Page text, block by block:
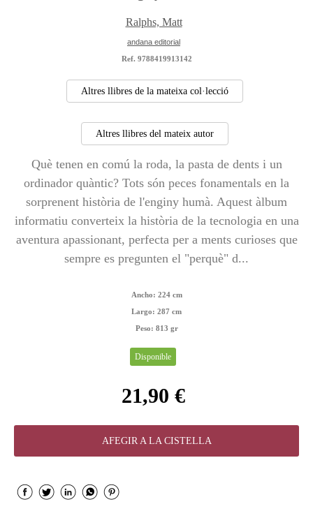
Ralphs, Matt
andana editorial
Ref. 9788419913142
Altres llibres de la mateixa col·lecció
Altres llibres del mateix autor
Què tenen en comú la roda, la pasta de dents i un
ordinador quàntic? Tots són peces fonamentals en la
sorprenent història de l'enginy humà. Aquest àlbum
informatiu converteix la història de la tecnologia en una
aventura apassionant, perfecta per a ments curioses que
sempre es pregunten el "perquè" d...
Ancho: 224 cm
Largo: 287 cm
Peso: 813 gr
Disponible
21,90 €
AFEGIR A LA CISTELLA